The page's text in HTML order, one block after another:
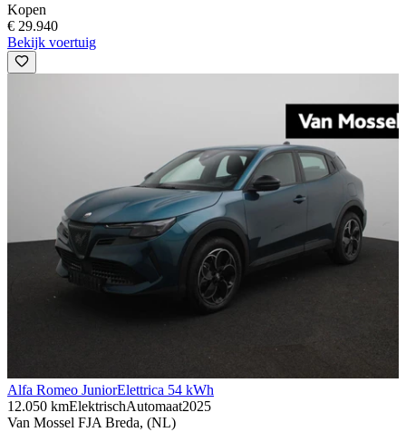
Kopen
€ 29.940
Bekijk voertuig
Alfa Romeo JuniorElettrica 54 kWh
12.050 kmElektrischAutomaat2025
Van Mossel FJA Breda, (NL)